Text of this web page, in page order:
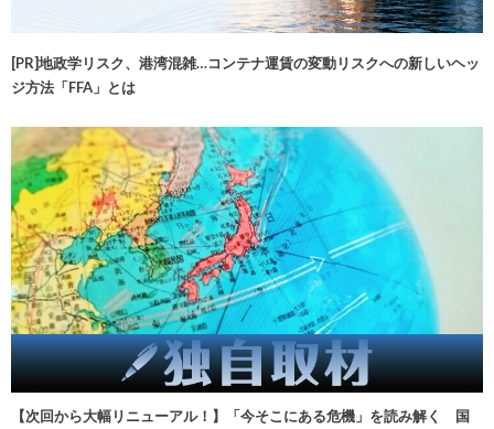
[PR]地政学リスク、港湾混雑…コンテナ運賃の変動リスクへの新しいヘッ
ジ方法「FFA」とは
【次回から大幅リニューアル！】「今そこにある危機」を読み解く 国